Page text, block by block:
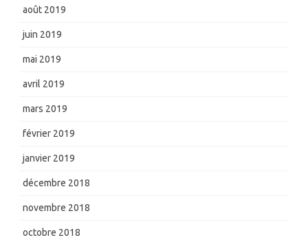
août 2019
juin 2019
mai 2019
avril 2019
mars 2019
février 2019
janvier 2019
décembre 2018
novembre 2018
octobre 2018